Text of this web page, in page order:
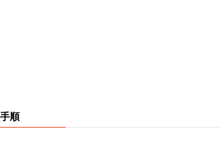
手順